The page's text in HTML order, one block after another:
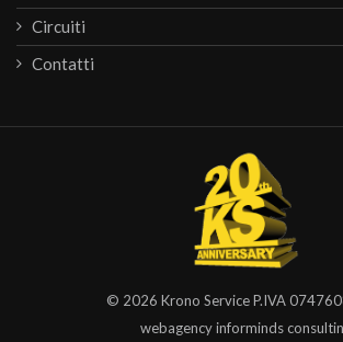
Circuiti
Contatti
© 2026 Krono ServiceP.IVA
webagency informinds